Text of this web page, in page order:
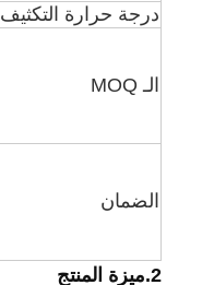
درجة حرارة التكثيف
الـ MOQ
الضمان
2. ميزة المنتج